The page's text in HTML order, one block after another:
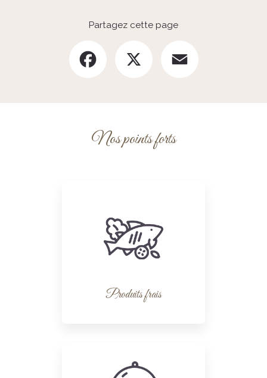
Partagez cette page
Nos points forts
Produits frais